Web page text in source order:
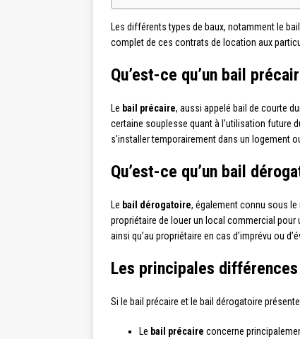
Les différents types de baux, notamment le
complet de ces contrats de location aux
Qu’est-ce qu’un bail
Le bail précaire, aussi appelé bail de courte
certaine souplesse quant à l’utilisation future
s’installer temporairement dans un logement
Qu’est-ce qu’un bail
Le bail dérogatoire, également connu sous
propriétaire de louer un local commercial
ainsi qu’au propriétaire en cas d’imprévu ou
Les principales
Si le bail précaire et le bail dérogatoire
Le bail précaire concerne